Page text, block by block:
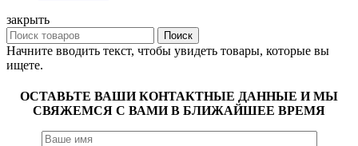
закрыть
Поиск
Начните вводить текст, чтобы увидеть товары, которые вы
ищете.
ОСТАВЬТЕ ВАШИ КОНТАКТНЫЕ ДАННЫЕ И МЫ
СВЯЖЕМСЯ С ВАМИ В БЛИЖАЙШЕЕ ВРЕМЯ